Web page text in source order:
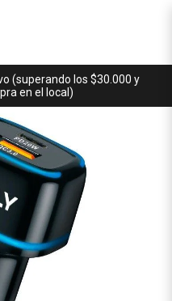
(superando los $30.000 y
en el local)